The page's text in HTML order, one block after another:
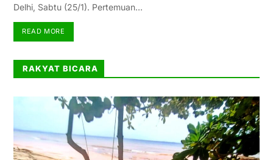
Delhi, Sabtu (25/1). Pertemuan…
READ MORE
RAKYAT BICARA